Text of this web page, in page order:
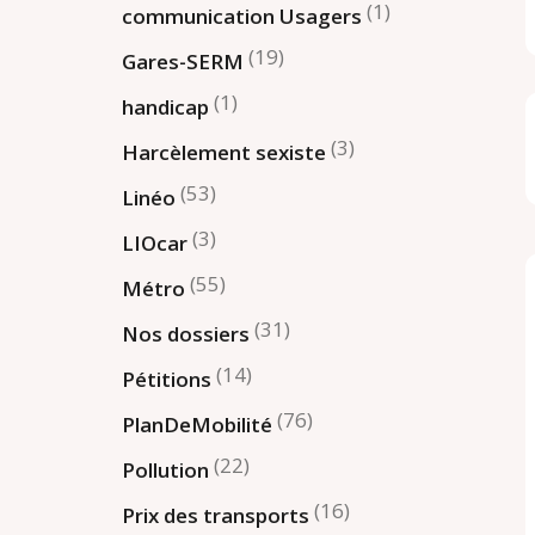
communication Usagers (1)
Gares-SERM (19)
handicap (1)
Harcèlement sexiste (3)
Linéo (53)
LIOcar(3)
Métro (55)
Nos dossiers (31)
Pétitions (14)
PlanDeMobilité (76)
Pollution (22)
Prix des transports (16)